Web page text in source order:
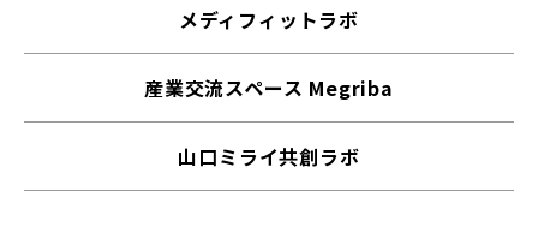
メディフィットラボ
産業交流スペース Megriba
山口ミライ共創ラボ